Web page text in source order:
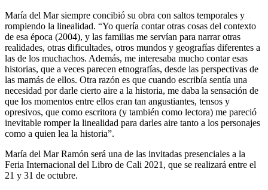
María del Mar siempre concibió su obra con saltos temporales y
rompiendo la linealidad. “Yo quería contar otras cosas del contexto
de esa época (2004), y las familias me servían para narrar otras
realidades, otras dificultades, otros mundos y geografías diferentes a
las de los muchachos. Además, me interesaba mucho contar esas
historias, que a veces parecen etnografías, desde las perspectivas de
las mamás de ellos. Otra razón es que cuando escribía sentía una
necesidad por darle cierto aire a la historia, me daba la sensación de
que los momentos entre ellos eran tan angustiantes, tensos y
opresivos, que como escritora (y también como lectora) me pareció
inevitable romper la linealidad para darles aire tanto a los personajes
como a quien lea la historia”.
María del Mar Ramón será una de las invitadas presenciales a la
Feria Internacional del Libro de Cali 2021, que se realizará entre el
21 y 31 de octubre.